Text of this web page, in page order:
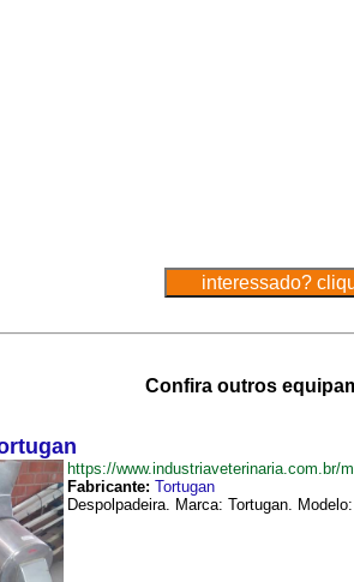
Confira outros
https://www.industriaveterinaria.com.br/
Fabricante: Tortugan
Despolpadeira. Marca: Tortugan.